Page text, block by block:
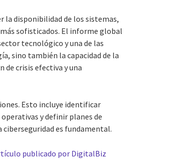
la disponibilidad de los sistemas,
sofisticados. El informe global
tecnológico y una de las
sino también la capacidad de la
de crisis efectiva y una
Esto incluye identificar
y definir planes de
es fundamental.
publicado por DigitalBiz